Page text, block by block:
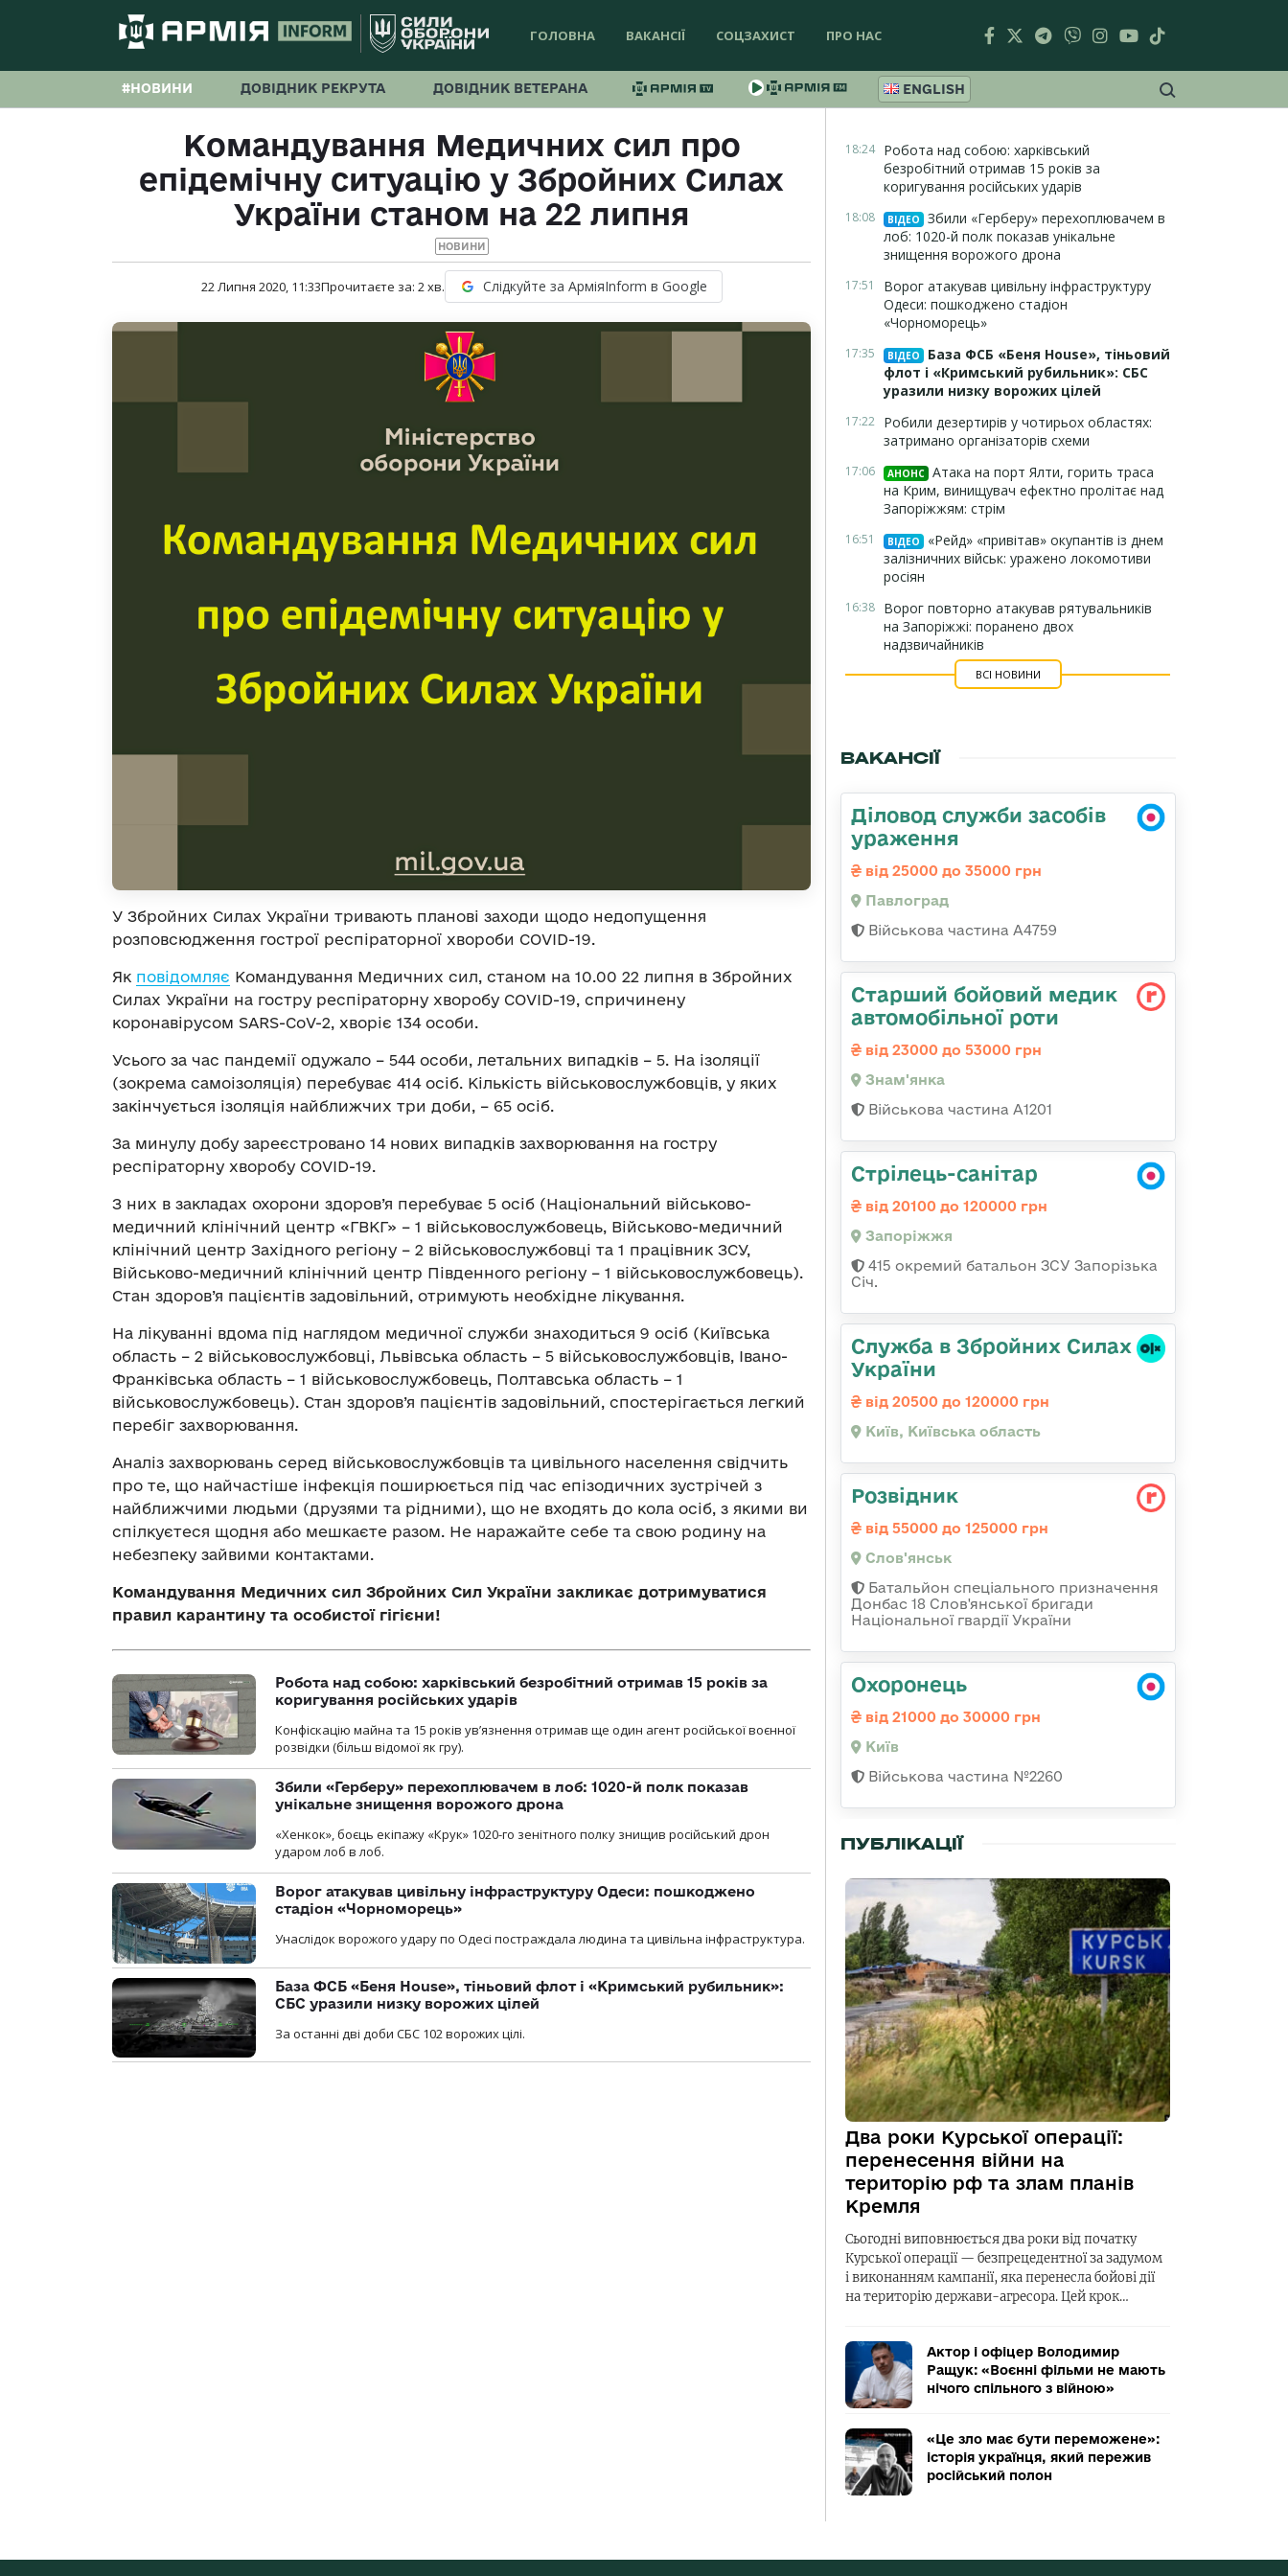
ГОЛОВНА ВАКАНСІЇ СОЦЗАХИСТ ПРО НАС
#НОВИНИ ДОВІДНИК РЕКРУТА ДОВІДНИК ВЕТЕРАНА ENGLISH
Командування Медичних сил про
епідемічну ситуацію у Збройних Силах
України станом на 22 липня
НОВИНИ
22 Липня 2020, 11:33Прочитаєте за: 2хв. Слідкуйте за АрміяInform в Google
У Збройних Силах України тривають планові заходи щодо недопущення
розповсюдження гострої респіраторної хвороби COVID-19.
Як повідомляє Командування Медичних сил, станом на 10.00 22 липня в Збройних
Силах України на гостру респіраторну хворобу COVID-19, спричинену
коронавірусом SARS-CoV-2, хворіє 134 особи.
Усього за час пандемії одужало – 544 особи, летальних випадків – 5. На ізоляції
(зокрема самоізоляція) перебуває 414 осіб. Кількість військовослужбовців, у яких
закінчується ізоляція найближчих три доби, – 65 осіб.
За минулу добу зареєстровано 14 нових випадків захворювання на гостру
респіраторну хворобу COVID-19.
З них в закладах охорони здоров’я перебуває 5 осіб (Національний військово-
медичний клінічний центр «ГВКГ» – 1 військовослужбовець, Військово-медичний
клінічний центр Західного регіону – 2 військовослужбовці та 1 працівник ЗСУ,
Військово-медичний клінічний центр Південного регіону – 1 військовослужбовець).
Стан здоров’я пацієнтів задовільний, отримують необхідне лікування.
На лікуванні вдома під наглядом медичної служби знаходиться 9 осіб (Київська
область – 2 військовослужбовці, Львівська область – 5 військовослужбовців, Івано-
Франківська область – 1 військовослужбовець, Полтавська область – 1
військовослужбовець). Стан здоров’я пацієнтів задовільний, спостерігається легкий
перебіг захворювання.
Аналіз захворювань серед військовослужбовців та цивільного населення свідчить
про те, що найчастіше інфекція поширюється під час епізодичних зустрічей з
найближчими людьми (друзями та рідними), що не входять до кола осіб, з якими ви
спілкуєтеся щодня або мешкаєте разом. Не наражайте себе та свою родину на
небезпеку зайвими контактами.
Командування Медичних сил Збройних Сил України закликає дотримуватися
правил карантину та особистої гігієни!
Робота над собою: харківський безробітний отримав 15 років за
коригування російських ударів
Конфіскацію майна та 15 років увʼязнення отримав ще один агент російської воєнної
розвідки (більш відомої як гру).
Збили «Герберу» перехоплювачем в лоб: 1020-й полк показав
унікальне знищення ворожого дрона
«Хенкок», боєць екіпажу «Крук» 1020-го зенітного полку знищив російський дрон
ударом лоб в лоб.
Ворог атакував цивільну інфраструктуру Одеси: пошкоджено
стадіон «Чорноморець»
Унаслідок ворожого удару по Одесі постраждала людина та цивільна інфраструктура.
База ФСБ «Беня House», тіньовий флот і «Кримський рубильник»:
СБС уразили низку ворожих цілей
За останні дві доби СБС 102 ворожих цілі.
18:24 Робота над собою: харківський
безробітний отримав 15 років за
коригування російських ударів
18:08 ВІДЕО
Збили «Герберу» перехоплювачем в
лоб: 1020-й полк показав унікальне
знищення ворожого дрона
17:51
Ворог атакував цивільну інфраструктуру
Одеси: пошкоджено стадіон
«Чорноморець»
17:35 ВІДЕО
База ФСБ «Беня House», тіньовий
флот і «Кримський рубильник»: СБС
уразили низку ворожих цілей
17:22 Робили дезертирів у чотирьох областях:
затримано організаторів схеми
17:06 АНОНС Атака на порт Ялти, горить траса
на Крим, винищувач ефектно пролітає над
Запоріжжям: стрім
16:51 ВІДЕО
«Рейд» «привітав» окупантів із днем
залізничних військ: уражено локомотиви
росіян
16:38 Ворог повторно атакував рятувальників
на Запоріжжі: поранено двох
надзвичайників
ВСІ НОВИНИ
ВАКАНСІЇ
Діловод служби засобів
ураження
від 25000 до 35000 грн
Павлоград
Військова частина А4759
Старший бойовий медик
автомобільної роти
від 23000 до 53000 грн
Знам'янка
Військова частина А1201
Стрілець-санітар
від 20100 до 120000 грн
Запоріжжя
415 окремий батальон ЗСУ Запорізька
Січ.
Служба в Збройних Силах
України
від 20500 до 120000 грн
Київ, Київська область
Розвідник
від 55000 до 125000 грн
Слов'янськ
Батальйон спеціального призначення
Донбас 18 Слов'янської бригади
Національної гвардії України
Охоронець
від 21000 до 30000 грн
Київ
Військова частина №2260
ПУБЛІКАЦІЇ
Два роки Курської операції:
перенесення війни на
територію рф та злам планів
Кремля
Сьогодні виповнюється два роки від початку
Курської операції — безпрецедентної за задумом
і виконанням кампанії, яка перенесла бойові дії
на територію держави-агресора. Цей крок…
Актор і офіцер Володимир
Ращук: «Воєнні фільми не мають
нічого спільного з війною»
«Це зло має бути переможене»:
історія українця, який пережив
російський полон